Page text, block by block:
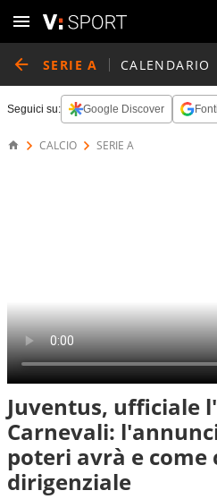
SERIE A CALENDARIO
Seguici su: Google Discover
CALCIO SERIE A
Juventus, ufficiale
Carnevali:
poteri avrà e come
dirigenziale